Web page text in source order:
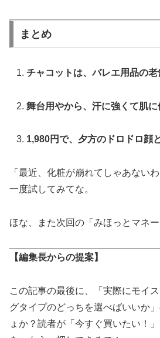
まとめ
チャコットは、バレエ用品の老
舞台用やから、汗に強くて肌に
1,980円で、夕方のドロドロ顔
「最近、化粧が崩れてしゃあない
一度試してみてな。
ほな、また次回の「みほっとマネー
【編集長からの提案】
この記事の最後に、「実際にモイ
グタイプのどっちを選べばいいか
ょか？読者が「今すぐ買いたい！